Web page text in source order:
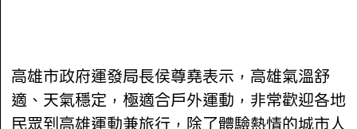
高雄市政府運發局長侯尊堯表示，高雄氣溫舒
適、天氣穩定，極適合戶外運動，非常歡迎各地